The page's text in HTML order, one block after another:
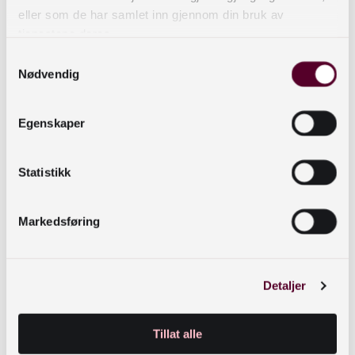
eller som de har samlet inn gjennom din bruk av
Nødvendig
Egenskaper
Statistikk
Markedsføring
Detaljer
Tillat alle
kan bruke to samtidige lydkilder.
PreSonus AudioBox iTwo
Foto: Frode Pettersen
strømming med Teams
som brukes ved
PreSonus AudioBox iTwo,
eksternt lydkort
Digital Trådløs
Myggmikrofon
25 Hodetelefoner Brukes
med PTZ kamera, her
Foto: Bjørnar Skjesol,
https://c.pxhere.com/photos/